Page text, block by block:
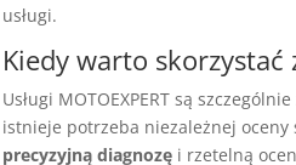
usługi.
Kiedy warto skorzystać
Usługi MOTOEXPERT są
istnieje potrzeba niezależnej
precyzyjną diagnozę i rzetelną